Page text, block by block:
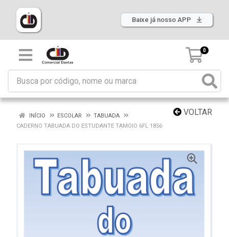
Baixe já nosso APP
0
VOLTAR
INÍCIO ESCOLAR
TABUADA
CADERNO TABUADA DO ESTUDANTE TAMOIO 6FL 1856